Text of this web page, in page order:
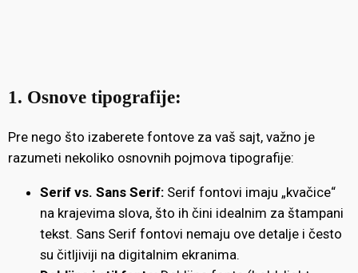
1. Osnove tipografije:
Pre nego što izaberete fontove za vaš sajt, važno je
razumeti nekoliko osnovnih pojmova tipografije:
Serif vs. Sans Serif: Serif fontovi imaju „kvačice“
na krajevima slova, što ih čini idealnim za štampani
tekst. Sans Serif fontovi nemaju ove detalje i često
su čitljiviji na digitalnim ekranima.